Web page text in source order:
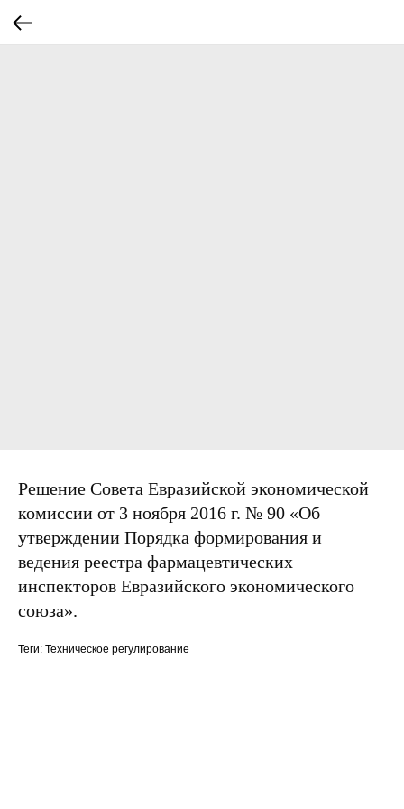
Решение Совета Евразийской экономической
комиссии от 3 ноября 2016 г. № 90 «Об
утверждении Порядка формирования и
ведения реестра фармацевтических
инспекторов Евразийского экономического
союза».
Теги: Техническое регулирование